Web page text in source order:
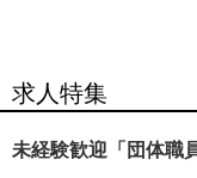
求人特集
未経験歓迎「団体職